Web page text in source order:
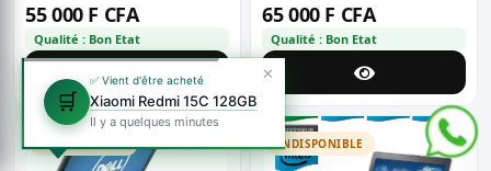
55 000 F CFA
Qualité : Bon Etat
65 000 F CFA
Qualité : Bon Etat
INDISPONIBLE INDISPONIBLE
🛒
✅ Vient d'être acheté
Xiaomi Redmi 15C 128GB
Il y a quelques minutes
✕